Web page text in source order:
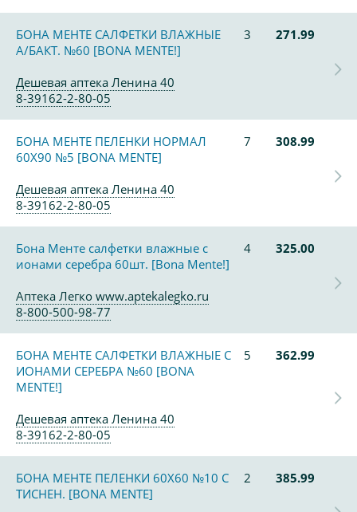
БОНА МЕНТЕ САЛФЕТКИ ВЛАЖНЫЕ
А/БАКТ. №60 [BONA MENTE!]
3 271.99
Дешевая аптека Ленина 40
8-39162-2-80-05
БОНА МЕНТЕ ПЕЛЕНКИ НОРМАЛ
60Х90 №5 [BONA MENTE]
7 308.99
Дешевая аптека Ленина 40
8-39162-2-80-05
Бона Менте салфетки влажные с
ионами серебра 60шт. [Bona Mente!]
4 325.00
Аптека Легко www.aptekalegko.ru
8-800-500-98-77
БОНА МЕНТЕ САЛФЕТКИ ВЛАЖНЫЕ С
ИОНАМИ СЕРЕБРА №60 [BONA
MENTE!]
5 362.99
Дешевая аптека Ленина 40
8-39162-2-80-05
БОНА МЕНТЕ ПЕЛЕНКИ 60Х60 №10 С
ТИСНЕН. [BONA MENTE]
2 385.99